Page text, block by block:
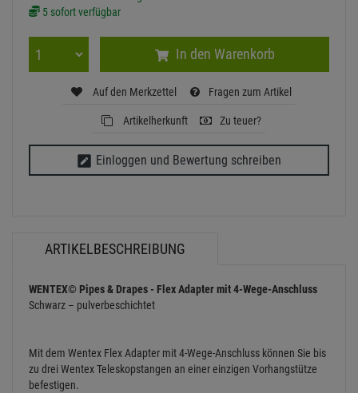
5 sofort verfügbar
In den Warenkorb
Auf den Merkzettel Fragen zum Artikel
Artikelherkunft Zu teuer?
Einloggen und Bewertung schreiben
ARTIKELBESCHREIBUNG
WENTEX© Pipes & Drapes - Flex Adapter mit 4-Wege-Anschluss
Schwarz – pulverbeschichtet
Mit dem Wentex Flex Adapter mit 4-Wege-Anschluss können Sie bis
zu drei Wentex Teleskopstangen an einer einzigen Vorhangstütze
befestigen.